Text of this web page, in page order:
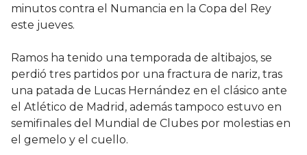
minutos contra el Numancia en la Copa del Rey
este jueves.
Ramos ha tenido una temporada de altibajos, se
perdió tres partidos por una fractura de nariz, tras
una patada de Lucas Hernández en el clásico ante
el Atlético de Madrid, además tampoco estuvo en
semifinales del Mundial de Clubes por molestias en
el gemelo y el cuello.